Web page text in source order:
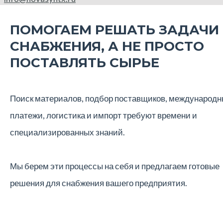
ПОМОГАЕМ РЕШАТЬ ЗАДАЧИ
СНАБЖЕНИЯ, А НЕ ПРОСТО
ПОСТАВЛЯТЬ СЫРЬЕ
Поиск материалов, подбор поставщиков,
платежи, логистика и импорт требуют времени и
специализированных знаний.
Мы берем эти процессы на себя и предлагаем готовые
решения для снабжения вашего предприятия.